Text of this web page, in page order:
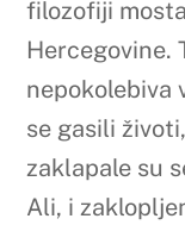
filozofiji
Hercegovine.
nepokolebiva
se gasili
zaklapale su
Ali, i